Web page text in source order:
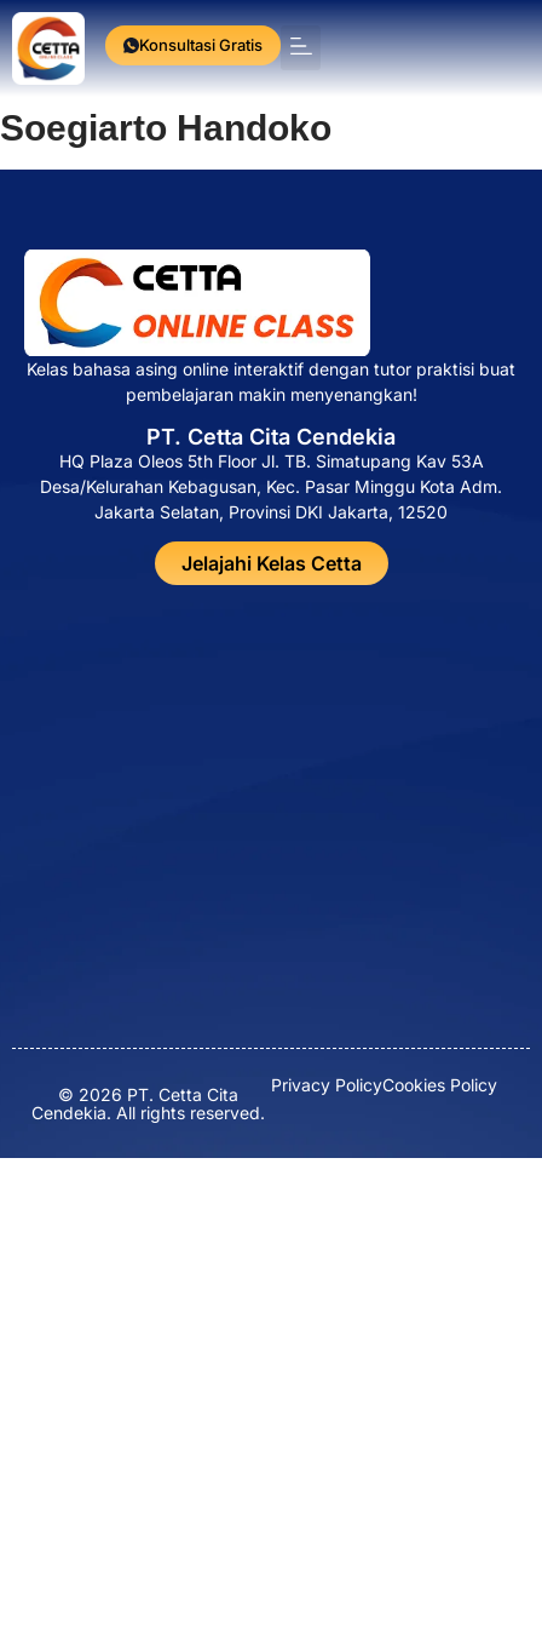
Konsultasi Gratis
Soegiarto Handoko
Kelas bahasa asing online interaktif dengan tutor praktisi buat
pembelajaran makin menyenangkan!
PT. Cetta Cita Cendekia
HQ Plaza Oleos 5th Floor Jl. TB. Simatupang Kav 53A
Desa/Kelurahan Kebagusan, Kec. Pasar Minggu Kota Adm.
Jakarta Selatan, Provinsi DKI Jakarta, 12520
Jelajahi Kelas Cetta
© 2026 PT. Cetta Cita
Cendekia. All rights reserved.
Privacy PolicyCookies Policy